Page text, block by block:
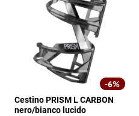
6%
Cestino PRISM L CARBON
nero/bianco lucido